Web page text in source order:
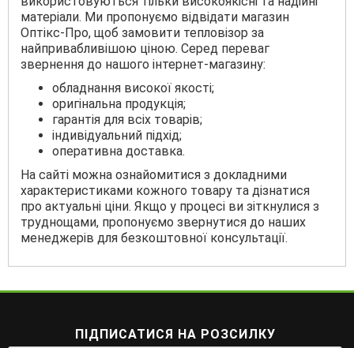
матеріали. Ми пропонуємо відвідати магазин
Оптікс-Про, щоб замовити тепловізор за
найпривабливішою ціною. Серед переваг
звернення до нашого інтернет-магазину:
обладнання високої якості;
оригінальна продукція;
гарантія для всіх товарів;
індивідуальний підхід;
оперативна доставка.
На сайті можна ознайомитися з докладними
характеристиками кожного товару та дізнатися
про актуальні ціни. Якщо у процесі ви зіткнулися з
труднощами, пропонуємо звернутися до наших
менеджерів для безкоштовної консультації.
ПІДПИСАТИСЯ НА РОЗСИЛКУ